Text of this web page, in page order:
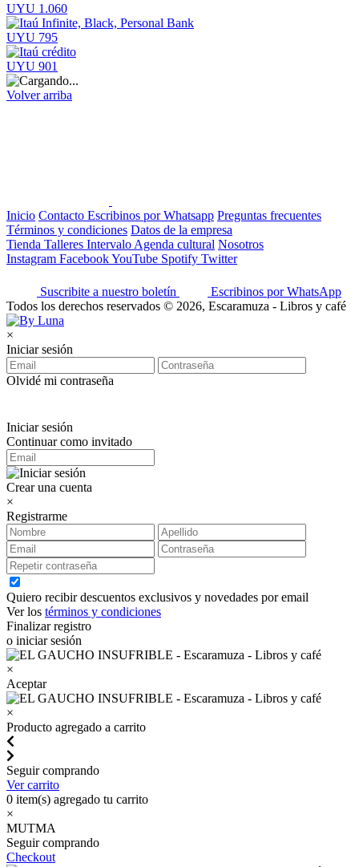
UYU 1.060
UYU 795
UYU 901
Volver arriba
Inicio Contacto Escribinos por Whatsapp Preguntas frecuentes
Términos y condiciones Datos de la empresa
Tienda Talleres Intervalo Agenda cultural Nosotros
Instagram FacebookYouTube Spotify Twitter
Suscribite a nuestro boletín
Escribinos por WhatsApp
Todos los derechos reservados © 2026, Escaramuza - Libros y café
×
Iniciar sesión
Olvidé mi contraseña
Iniciar sesión
Continuar como invitado
Crear una cuenta
×
Registrarme
Quiero recibir descuentos exclusivos y novedades por email
Ver los términos y condiciones
Finalizar registro
o iniciar sesión
×
Aceptar
×
Producto agregado a carrito
Seguir comprando
Ver carrito
0 item(s) agregado tu carrito
×
MUTMA
Seguir comprando
Checkout